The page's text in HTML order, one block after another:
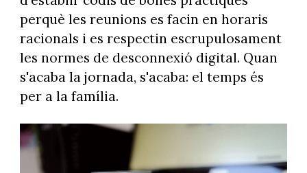
perquè les reunions es facin en horaris
racionals i es respectin escrupulosament
les normes de desconnexió digital. Quan
s'acaba la jornada, s'acaba: el temps és
per a la família.